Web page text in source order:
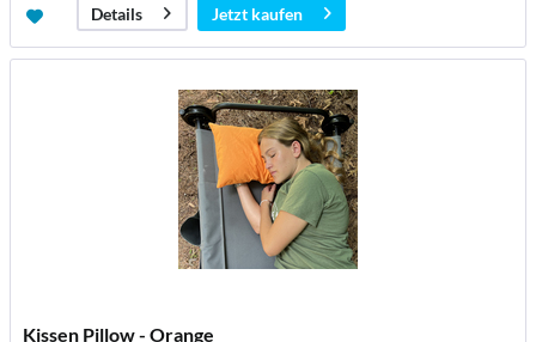
Details
Jetzt kaufen
Kissen Pillow - Orange